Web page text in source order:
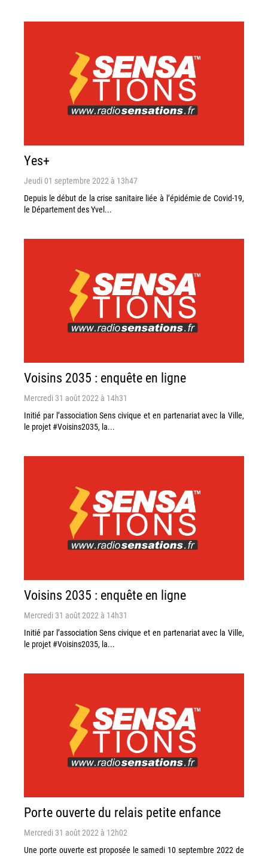
Yes+
Jeudi 01 septembre 2022 à 13h47
Depuis le début de la crise sanitaire liée à l’épidémie de Covid-19,
le Département des Yvel...
Voisins 2035 : enquête en ligne
Mercredi 31 août 2022 à 14h31
Initié par l’association Sens civique et en partenariat avec la Ville,
le projet #Voisins2035, la...
Voisins 2035 : enquête en ligne
Mercredi 31 août 2022 à 14h31
Initié par l’association Sens civique et en partenariat avec la Ville,
le projet #Voisins2035, la...
Porte ouverte du relais petite enfance
Mercredi 31 août 2022 à 12h02
Une porte ouverte est proposée le samedi 10 septembre 2022 de